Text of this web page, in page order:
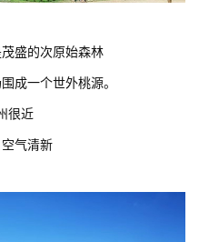
盛的次原始森林
成一个世外桃源。
很近
气清新